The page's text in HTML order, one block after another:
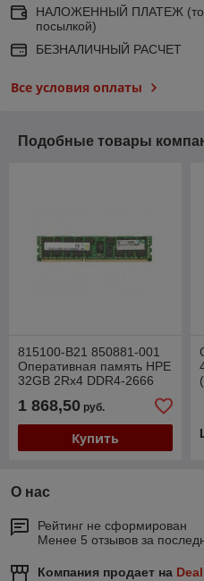
НАЛОЖЕННЫЙ ПЛАТЕЖ
посылкой)
БЕЗНАЛИЧНЫЙ РАСЧЕТ
Все условия оплаты
Подобные товары
815100-B21 850881-001
Оперативная память HPE
32GB 2Rx4 DDR4-2666
1 868,50 руб.
Купить
О нас
Рейтинг не сформирован
Менее 5 отзывов за
Компания продает на